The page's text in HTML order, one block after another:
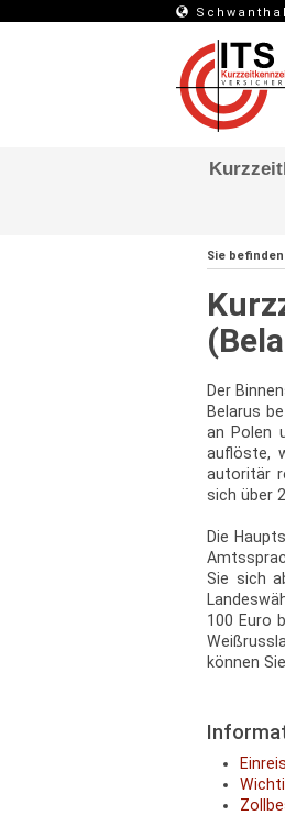
Sie
Der
Belarus
an Polen
auflöste,
autoritär
sich über
Die
Sie sich
100 Euro
können